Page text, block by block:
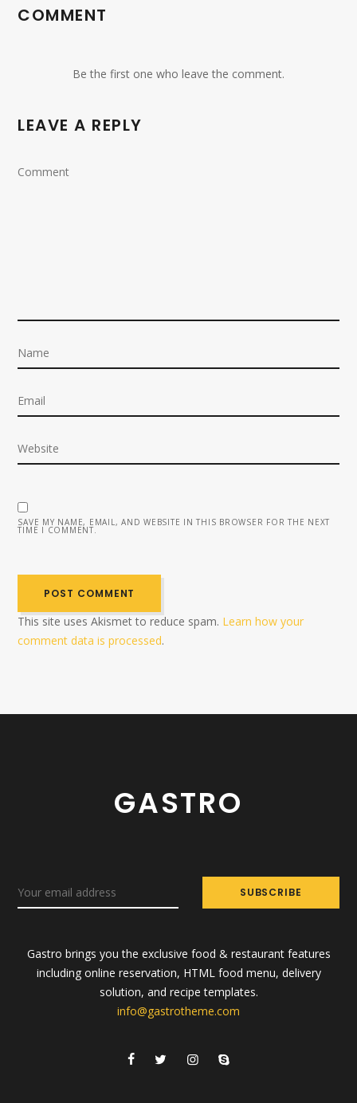
COMMENT
Be the first one who leave the comment.
LEAVE A REPLY
SAVE MY NAME, EMAIL, AND WEBSITE IN THIS BROWSER FOR THE NEXT
TIME I COMMENT.
This site uses Akismet to reduce spam. Learn how your
comment data is processed.
GASTRO
Gastro brings you the exclusive food & restaurant features
including online reservation, HTML food menu, delivery
solution, and recipe templates.
info@gastrotheme.com